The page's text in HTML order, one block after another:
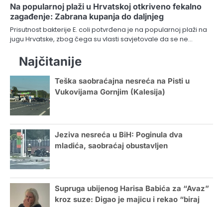
Na popularnoj plaži u Hrvatskoj otkriveno fekalno
zagađenje: Zabrana kupanja do daljnjeg
Prisutnost bakterije E. coli potvrđena je na popularnoj plaži na
jugu Hrvatske, zbog čega su vlasti savjetovale da se ne…
Najčitanije
Teška saobraćajna nesreća na Pisti u
Vukovijama Gornjim (Kalesija)
Jeziva nesreća u BiH: Poginula dva
mladića, saobraćaj obustavljen
Supruga ubijenog Harisa Babića za “Avaz”
kroz suze: Digao je majicu i rekao “biraj